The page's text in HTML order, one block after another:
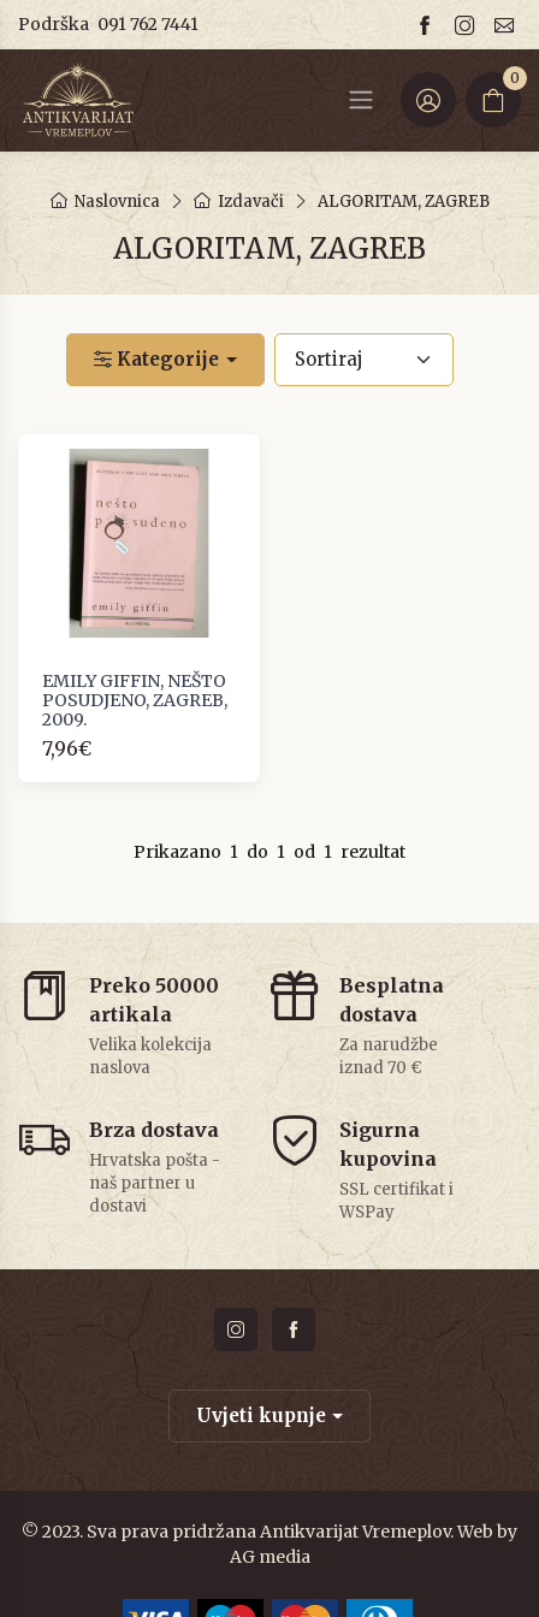
Podrška 091 762 7441
0
Naslovnica Izdavači ALGORITAM, ZAGREB
ALGORITAM, ZAGREB
Kategorije
EMILY GIFFIN, NEŠTO
POSUDJENO, ZAGREB,
2009.
7,96€
Prikazano 1 do 1 od 1 rezultat
Preko 50000
artikala
Velika kolekcija
naslova
Besplatna
dostava
Za narudžbe
iznad 70 €
Brza dostava
Hrvatska pošta -
naš partner u
dostavi
Sigurna
kupovina
SSL certifikat i
WSPay
Uvjeti kupnje
© 2023. Sva prava pridržana Antikvarijat Vremeplov. Web by
AG media